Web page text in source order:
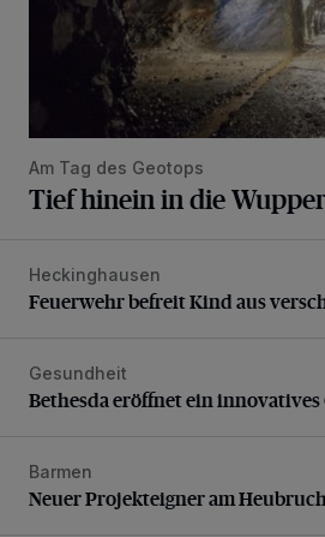
Am Tag des Geotops
Tief hinein in die
Feuerwehr befreit Kind aus
Heckinghausen
Feuerwehr befreit Kind aus
Bethesda eröffnet ein innovatives
Gesundheit
Bethesda eröffnet ein
Neuer Projekteigner am Heubruch
Barmen
Neuer Projekteigner am Heubruch